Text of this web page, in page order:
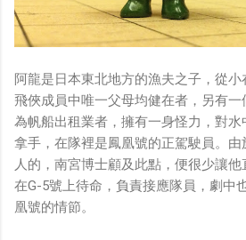
阿龍是日本東北地方的漁夫之子，從
飛俠成員中唯一父母均健在者，另有
為帆船出租業者，擁有一身怪力，對
拿手，在隊裡是鳳凰號的正駕駛員。
人的，南宮博士顧及此點，便很少讓
在G-5號上待命，負責接應隊員，劇中
凰號的情節。